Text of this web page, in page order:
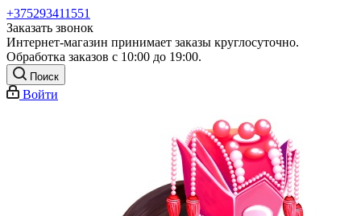
+375293411551
Заказать звонок
Интернет-магазин принимает заказы круглосуточно.
Обработка заказов с 10:00 до 19:00.
Поиск
Войти